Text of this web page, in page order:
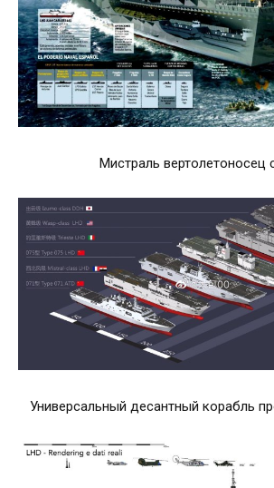
Мистраль вертолетоносец
Универсальный десантный корабль